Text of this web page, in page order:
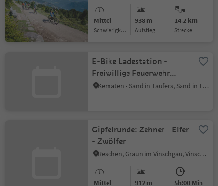
Mittel
Schwierigkeitsgrad
938 m
Aufstieg
14.2 km
Strecke
E-Bike Ladestation -
Freiwillige Feuerwehr
Ahornach
Kematen - Sand in Taufers, Sand in Taufers, Ahrntal
Gipfelrunde: Zehner - Elfer
- Zwölfer
Reschen, Graun im Vinschgau, Vinschgau
Mittel 912 m 5h:00 Min